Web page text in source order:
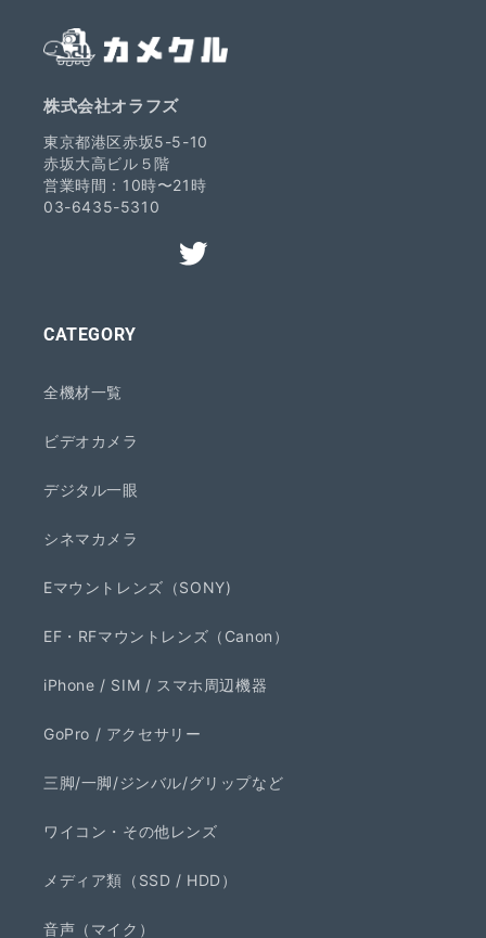
株式会社オラフズ
東京都港区赤坂5-5-10
赤坂大高ビル５階
営業時間：10時〜21時
03-6435-5310
CATEGORY
全機材一覧
ビデオカメラ
デジタル一眼
シネマカメラ
Eマウントレンズ（SONY)
EF・RFマウントレンズ（Canon）
iPhone / SIM / スマホ周辺機器
GoPro / アクセサリー
三脚/一脚/ジンバル/グリップなど
ワイコン・その他レンズ
メディア類（SSD / HDD）
音声（マイク）